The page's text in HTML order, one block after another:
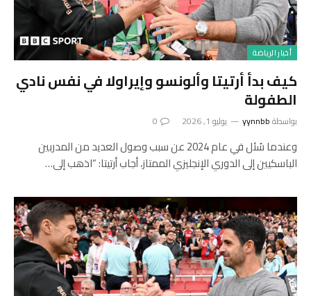
أخبار الرياضة
كيف بدأ أرتيتا وألونسو وإيراولا في نفس نادي
الطفولة
بواسطةyynnbb يوليو 1, 2026 0
وعندما سُئل في عام 2024 عن سبب وصول العديد من المدربين
الباسكيين إلى الدوري الإنجليزي الممتاز، أجاب أرتيتا: “اذهب إلى…